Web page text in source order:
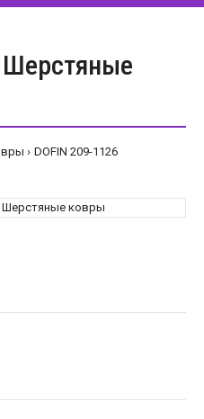
Шерстяные
DOFIN 209-1126